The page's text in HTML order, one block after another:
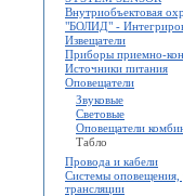
Внутриобъектовая
"БОЛИД" -
Извещатели
Приборы приемно-
Источники питания
Оповещатели
Звуковые
Световые
Оповещатели
Табло
Провода и кабели
Системы оповещения,
трансляции